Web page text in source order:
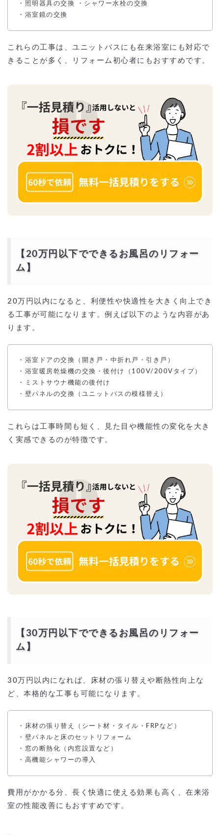
・照明器具の交換 ・シャワー水栓の交換
・浴室鏡の交換
これらの工事は、ユニットバスにも在来浴室にも対応で
きることが多く、リフォーム初心者にもおすすめです。
【20万円以下でできるお風呂のリフォー
ム】
20万円以内になると、利便性や快適性を大きく向上でき
る工事が可能になります。例えば以下のような内容があ
ります。
・浴室ドアの交換（開き戸・中折れ戸・引き戸）
・浴室暖房乾燥機の交換・後付け（100V/200Vタイプ）
・ミストサウナ機能の後付け
・壁パネルの交換（ユニットバスの模様替え）
これらは工事時間も短く、見た目や機能性の変化を大き
く実感できるのが特徴です。
【30万円以下でできるお風呂のリフォー
ム】
30万円以内になれば、床材の張り替えや断熱性向上な
ど、本格的な工事も可能になります。
・床材の張り替え（シート材・タイル・FRPなど）
・壁パネルと床のセットリフォーム
・窓の断熱化（内窓設置など）
・高機能シャワーの導入
費用がかかる分、長く快適に使える効果も高く、在来浴
室の性能改善にもおすすめです。